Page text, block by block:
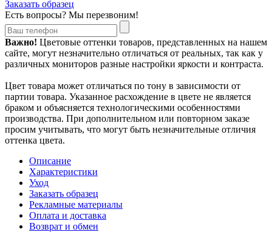
Заказать образец
Есть вопросы? Мы перезвоним!
Важно! Цветовые оттенки товаров, представленных на нашем
сайте, могут незначительно отличаться от реальных, так как у
различных мониторов разные настройки яркости и контраста.
Цвет товара может отличаться по тону в зависимости от
партии товара. Указанное расхождение в цвете не является
браком и объясняется технологическими особенностями
производства. При дополнительном или повторном заказе
просим учитывать, что могут быть незначительные отличия
оттенка цвета.
Описание
Характеристики
Уход
Заказать образец
Рекламные материалы
Оплата и доставка
Возврат и обмен